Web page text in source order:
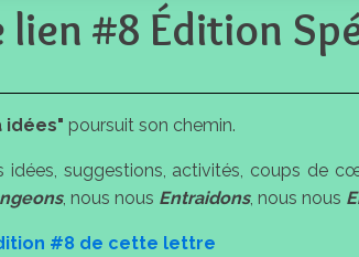
#8 Édition
idées" poursuit son chemin.
suggestions, activités, coups de
, nous nous Entraidons, nous nous
#8 de cette lettre